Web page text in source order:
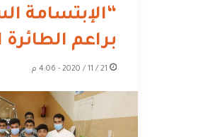
“الإبتسامة
براعم
21 / 11 / 2020 - 4:06 م